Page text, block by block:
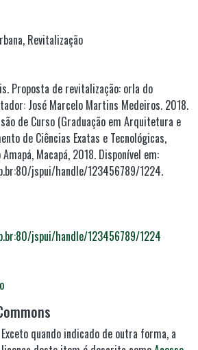
, Revitalização
Proposta de revitalização: orla do
José Marcelo Martins Medeiros. 2018.
de Curso (Graduação em Arquitetura e
de Ciências Exatas e Tecnológicas,
Macapá, 2018. Disponível em:
jspui/handle/123456789/1224.
jspui/handle/123456789/1224
Exceto quando indicado de outra forma, a